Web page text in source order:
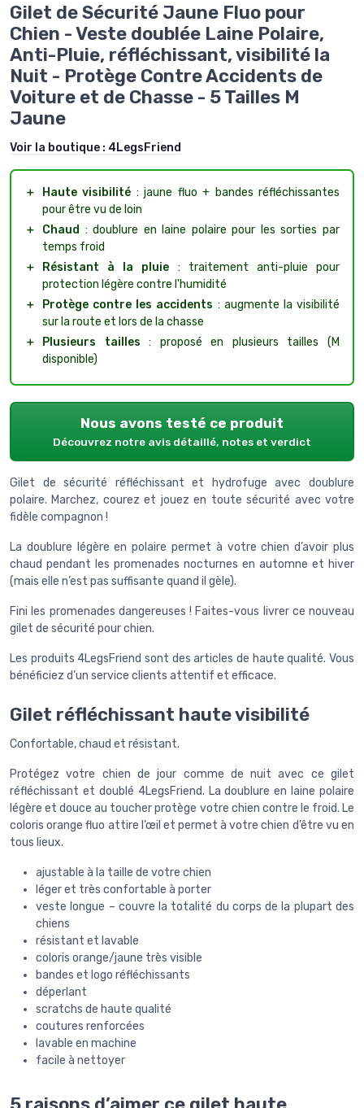
Gilet de Sécurité Jaune Fluo pour
Chien - Veste doublée Laine Polaire,
Anti-Pluie, réfléchissant, visibilité la
Nuit - Protège Contre Accidents de
Voiture et de Chasse - 5 Tailles M
Jaune
Voir la boutique : 4LegsFriend
＋ Haute visibilité : jaune fluo + bandes réfléchissantes
pour être vu de loin
＋
Chaud : doublure en laine polaire pour les sorties par
temps froid
＋
Résistant à la pluie : traitement anti-pluie pour
protection légère contre l'humidité
＋
Protège contre les accidents : augmente la visibilité
sur la route et lors de la chasse
＋
Plusieurs tailles : proposé en plusieurs tailles (M
disponible)
Nous avons testé ce produit
Découvrez notre avis détaillé, notes et verdict
Gilet de sécurité réfléchissant et hydrofuge avec doublure
polaire. Marchez, courez et jouez en toute sécurité avec votre
fidèle compagnon !
La doublure légère en polaire permet à votre chien d’avoir plus
chaud pendant les promenades nocturnes en automne et hiver
(mais elle n’est pas suffisante quand il gèle).
Fini les promenades dangereuses ! Faites-vous livrer ce nouveau
gilet de sécurité pour chien.
Les produits 4LegsFriend sont des articles de haute qualité. Vous
bénéficiez d’un service clients attentif et efficace.
Gilet réfléchissant haute visibilité
Confortable, chaud et résistant.
Protégez votre chien de jour comme de nuit avec ce gilet
réfléchissant et doublé 4LegsFriend. La doublure en laine polaire
légère et douce au toucher protège votre chien contre le froid. Le
coloris orange fluo attire l’œil et permet à votre chien d’être vu en
tous lieux.
ajustable à la taille de votre chien
léger et très confortable à porter
veste longue – couvre la totalité du corps de la plupart des
chiens
résistant et lavable
coloris orange/jaune très visible
bandes et logo réfléchissants
déperlant
scratchs de haute qualité
coutures renforcées
lavable en machine
facile à nettoyer